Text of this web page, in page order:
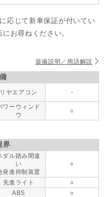
応じて新車保証が付いてい
お尋ねください。
装備説明／用語解説
リヤエアコン -
ワーウィンド
ウ
○
界
ダル踏み間違
い
発進抑制装置
○
先進ライト
○
ABS ○